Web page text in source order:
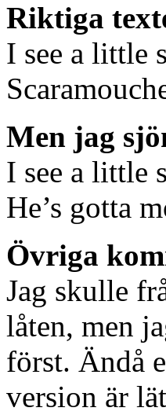
Riktiga
I see a little
Men jag
I see a little
He’s gotta
Övriga
Jag skulle
låten, men
först. Ändå
version är